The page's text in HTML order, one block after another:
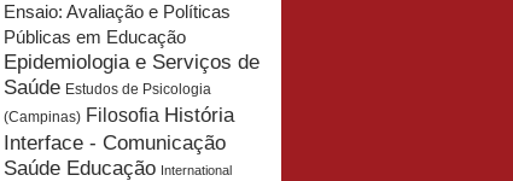
Ensaio: Avaliação e Políticas
Públicas em Educação
Epidemiologia e Serviços de
Saúde Estudos de Psicologia
(Campinas) Filosofia História
Interface - Comunicação
Saúde Educação International